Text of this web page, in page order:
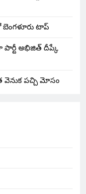
బెంగళూరు టాప్
అభిజిత్ దీప్కే
వెనుక పచ్చి మోసం